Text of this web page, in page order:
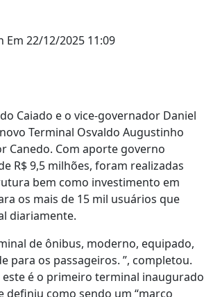
Em 22/12/2025 11:09
Caiado e o vice-governador Daniel
Terminal Osvaldo Augustinho
Canedo. Com aporte governo
R$ 9,5 milhões, foram realizadas
bem como investimento em
os mais de 15 mil usuários que
diariamente.
de ônibus, moderno, equipado,
para os passageiros. ”, completou.
é o primeiro terminal inaugurado
definiu como sendo um “marco